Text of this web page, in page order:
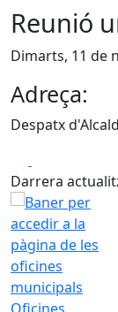
Reunió
Dimarts, 11 de
Adreça:
Despatx
Darrera